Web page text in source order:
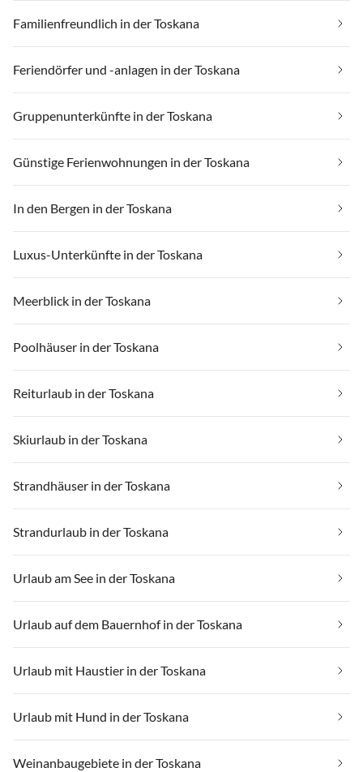
Familienfreundlich in der Toskana
Feriendörfer und -anlagen in der Toskana
Gruppenunterkünfte in der Toskana
Günstige Ferienwohnungen in der Toskana
In den Bergen in der Toskana
Luxus-Unterkünfte in der Toskana
Meerblick in der Toskana
Poolhäuser in der Toskana
Reiturlaub in der Toskana
Skiurlaub in der Toskana
Strandhäuser in der Toskana
Strandurlaub in der Toskana
Urlaub am See in der Toskana
Urlaub auf dem Bauernhof in der Toskana
Urlaub mit Haustier in der Toskana
Urlaub mit Hund in der Toskana
Weinanbaugebiete in der Toskana